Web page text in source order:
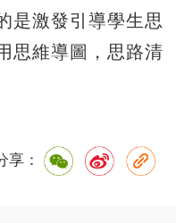
是激發引導學生思
思維導圖，思路清
享：